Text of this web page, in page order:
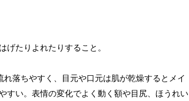
げたりよれたりすること。
落ちやすく、目元や口元は肌が乾燥するとメイ
すい。表情の変化でよく動く額や目尻、ほうれい